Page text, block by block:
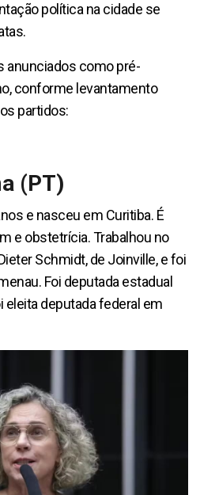
política na cidade se
anunciados como pré-
conforme levantamento
partidos:
(PT)
e nasceu em Curitiba. É
e obstetrícia. Trabalhou no
Schmidt, de Joinville, e foi
Foi deputada estadual
eleita deputada federal em